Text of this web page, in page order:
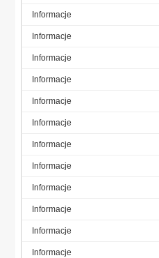
Informacje
Informacje
Informacje
Informacje
Informacje
Informacje
Informacje
Informacje
Informacje
Informacje
Informacje
Informacje